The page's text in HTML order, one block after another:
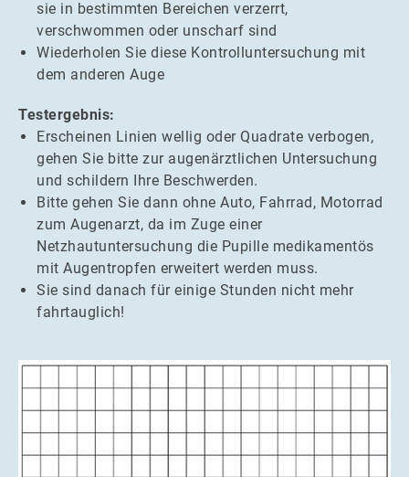
sie in bestimmten Bereichen verzerrt,
verschwommen oder unscharf sind
Wiederholen Sie diese Kontrolluntersuchung mit
dem anderen Auge
Testergebnis:
Erscheinen Linien wellig oder Quadrate verbogen,
gehen Sie bitte zur augenärztlichen Untersuchung
und schildern Ihre Beschwerden.
Bitte gehen Sie dann ohne Auto, Fahrrad, Motorrad
zum Augenarzt, da im Zuge einer
Netzhautuntersuchung die Pupille medikamentös
mit Augentropfen erweitert werden muss.
Sie sind danach für einige Stunden nicht mehr
fahrtauglich!